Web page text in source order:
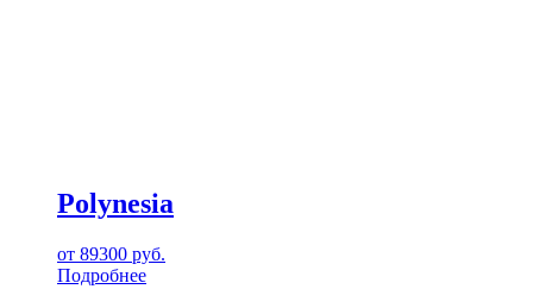
Polynesia
от 89300 руб.
Подробнее